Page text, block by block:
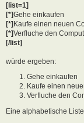
[list=1]
[*]Gehe einkaufen
[*] Kaufe einen neuen
[*]Verfluche den
[/list]
würde ergeben:
Gehe einkaufen
Kaufe einen
Verfluche den
Eine alphabetische